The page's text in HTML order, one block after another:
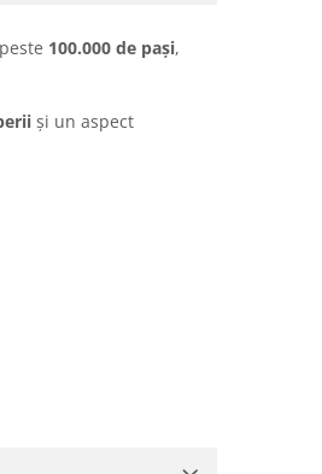
100.000 de pași,
și un aspect